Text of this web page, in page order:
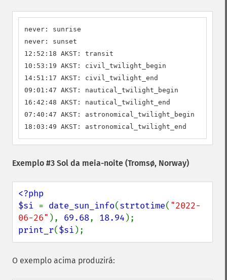
never: sunrise
never: sunset
12:52:18 AKST: transit
10:53:19 AKST: civil_twilight_begin
14:51:17 AKST: civil_twilight_end
09:01:47 AKST: nautical_twilight_begin
16:42:48 AKST: nautical_twilight_end
07:40:47 AKST: astronomical_twilight_begin
18:03:49 AKST: astronomical_twilight_end
Exemplo #3 Sol da meia-noite (Tromsø, Norway)
<?php
$si = date_sun_info(strtotime( "2022-
06-26" ), 69.68, 18.94
print_r($si );
O exemplo acima produzirá: